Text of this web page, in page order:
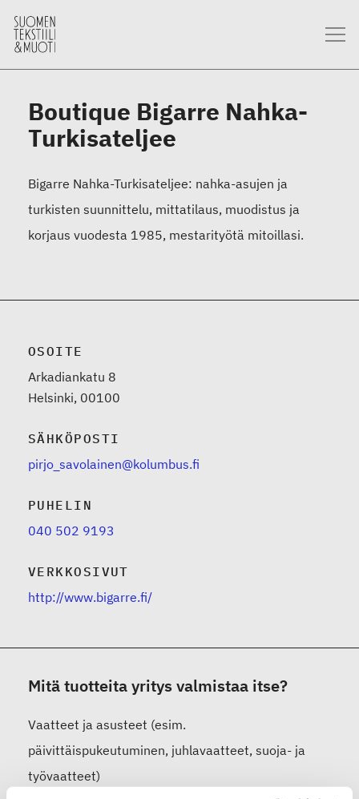
Boutique Bigarre Nahka-
Turkisateljee
Bigarre Nahka-Turkisateljee: nahka-asujen ja
turkisten suunnittelu, mittatilaus, muodistus ja
korjaus vuodesta 1985, mestarityötä mitoillasi.
OSOITE
Arkadiankatu 8
Helsinki, 00100
SÄHKÖPOSTI
pirjo_savolainen@kolumbus.fi
PUHELIN
040 502 9193
VERKKOSIVUT
http://www.bigarre.fi/
Mitä tuotteita yritys valmistaa itse?
Vaatteet ja asusteet (esim.
päivittäispukeutuminen, juhlavaatteet, suoja- ja
työvaatteet)